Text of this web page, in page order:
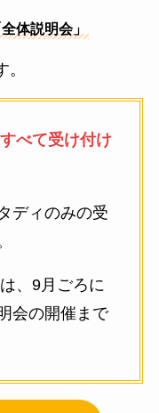
体説明会」
べて受け付け
ディのみの受
、9月ごろに
会の開催まで